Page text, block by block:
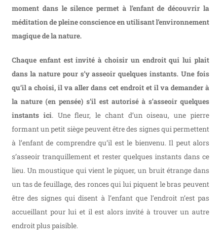
moment dans le silence permet à l’enfant de découvrir la
méditation de pleine conscience en utilisant l’environnement
magique de la nature.
Chaque enfant est invité à choisir un endroit qui lui plait
dans la nature pour s’y asseoir quelques instants. Une fois
qu’il a choisi, il va aller dans cet endroit et il va demander à
la nature (en pensée) s’il est autorisé à s’asseoir quelques
instants ici. Une fleur, le chant d’un oiseau, une pierre
formant un petit siège peuvent être des signes qui permettent
à l’enfant de comprendre qu’il est le bienvenu. Il peut alors
s’asseoir tranquillement et rester quelques instants dans ce
lieu. Un moustique qui vient le piquer, un bruit étrange dans
un tas de feuillage, des ronces qui lui piquent le bras peuvent
être des signes qui disent à l’enfant que l’endroit n’est pas
accueillant pour lui et il est alors invité à trouver un autre
endroit plus paisible.